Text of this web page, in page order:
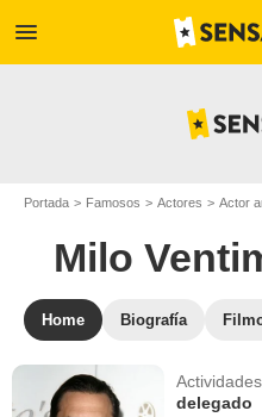
menu
Portada Famosos Actores Actor
Milo
Home Biografía
delegado